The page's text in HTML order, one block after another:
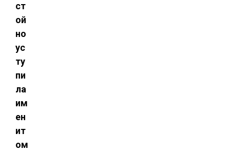
ст
ой
но
ус
ту
пи
ла
им
ен
ит
ом